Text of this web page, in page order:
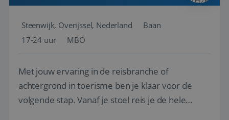
Steenwijk, Overijssel, Nederland
Baan
17-24 uur
MBO
Met jouw ervaring in de reisbranche of
achtergrond in toerisme ben je klaar voor de
volgende stap. Vanaf je stoel reis je de hele